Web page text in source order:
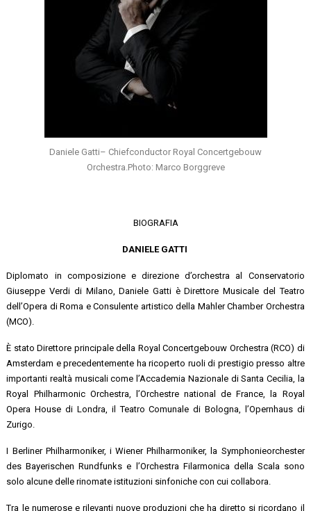
Daniele Gatti– Chiefconductor Royal Concertgebouw
Orchestra.Photo: Marco Borggreve
BIOGRAFIA
DANIELE GATTI
Diplomato in composizione e direzione d’orchestra al Conservatorio
Giuseppe Verdi di Milano, Daniele Gatti è Direttore Musicale del Teatro
dell’Opera di Roma e Consulente artistico della Mahler Chamber Orchestra
(MCO).
È stato Direttore principale della Royal Concertgebouw Orchestra (RCO) di
Amsterdam e precedentemente ha ricoperto ruoli di prestigio presso altre
importanti realtà musicali come l’Accademia Nazionale di Santa Cecilia, la
Royal Philharmonic Orchestra, l’Orchestre national de France, la Royal
Opera House di Londra, il Teatro Comunale di Bologna, l’Opernhaus di
Zurigo.
I Berliner Philharmoniker, i Wiener Philharmoniker, la Symphonieorchester
des Bayerischen Rundfunks e l’Orchestra Filarmonica della Scala sono
solo alcune delle rinomate istituzioni sinfoniche con cui collabora.
Tra le numerose e rilevanti nuove produzioni che ha diretto si ricordano il